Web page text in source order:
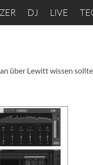
DJ LIVE
über Lewitt wissen